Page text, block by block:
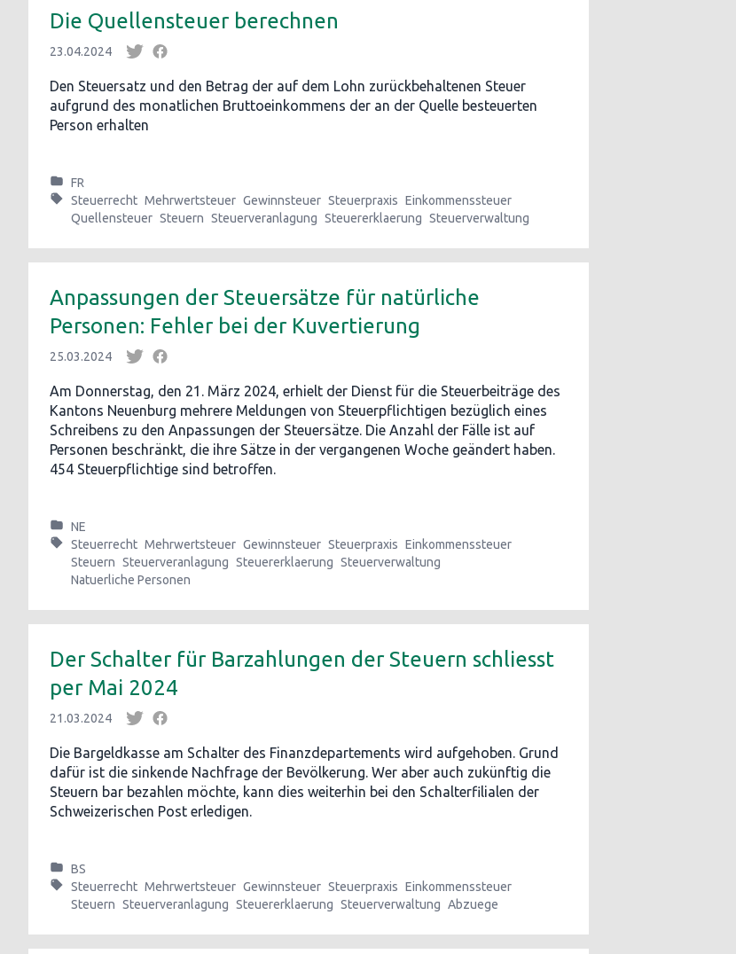
Die Quellensteuer berechnen
23.04.2024
Den Steuersatz und den Betrag der auf dem Lohn zurückbehaltenen Steuer
aufgrund des monatlichen Bruttoeinkommens der an der Quelle besteuerten
Person erhalten
FR
Steuerrecht Mehrwertsteuer Gewinnsteuer Steuerpraxis Einkommenssteuer
Quellensteuer Steuern Steuerveranlagung Steuererklaerung Steuerverwaltung
Anpassungen der Steuersätze für natürliche
Personen: Fehler bei der Kuvertierung
25.03.2024
Am Donnerstag, den 21. März 2024, erhielt der Dienst für die Steuerbeiträge des
Kantons Neuenburg mehrere Meldungen von Steuerpflichtigen bezüglich eines
Schreibens zu den Anpassungen der Steuersätze. Die Anzahl der Fälle ist auf
Personen beschränkt, die ihre Sätze in der vergangenen Woche geändert haben.
454 Steuerpflichtige sind betroffen.
NE
Steuerrecht Mehrwertsteuer Gewinnsteuer Steuerpraxis Einkommenssteuer
Steuern Steuerveranlagung Steuererklaerung Steuerverwaltung
Natuerliche Personen
Der Schalter für Barzahlungen der Steuern schliesst
per Mai 2024
21.03.2024
Die Bargeldkasse am Schalter des Finanzdepartements wird aufgehoben. Grund
dafür ist die sinkende Nachfrage der Bevölkerung. Wer aber auch zukünftig die
Steuern bar bezahlen möchte, kann dies weiterhin bei den Schalterfilialen der
Schweizerischen Post erledigen.
BS
Steuerrecht Mehrwertsteuer Gewinnsteuer Steuerpraxis Einkommenssteuer
Steuern Steuerveranlagung Steuererklaerung Steuerverwaltung Abzuege